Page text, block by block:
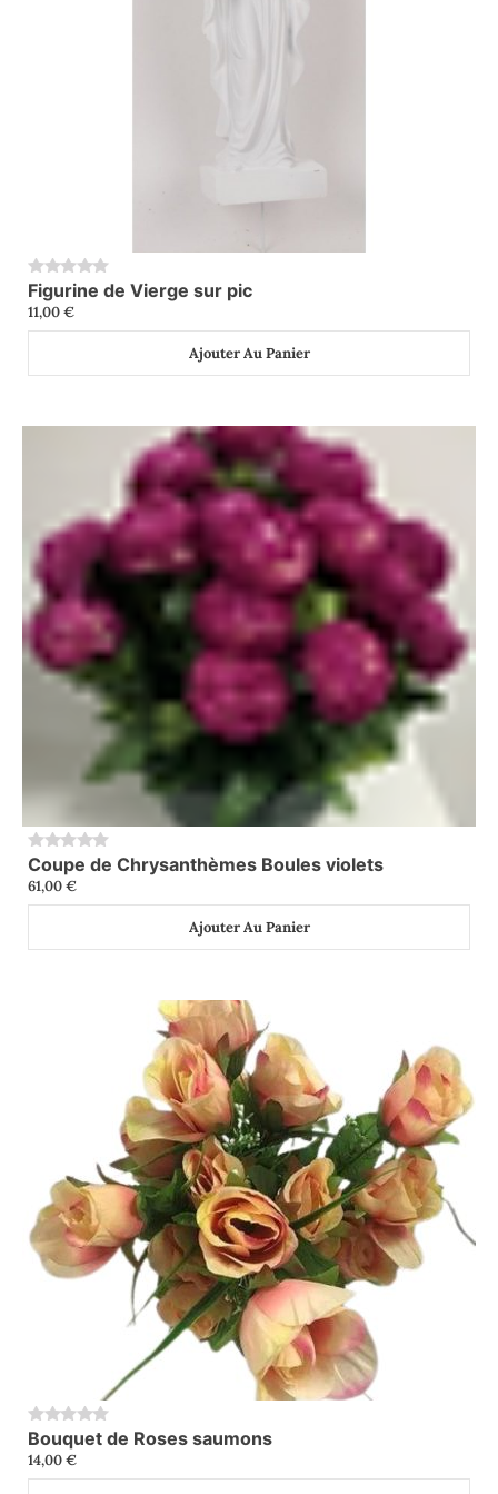
0
Figurine de Vierge sur pic
11,00€
Ajouter Au Panier
0
Coupe de Chrysanthèmes Boules violets
61,00€
Ajouter Au Panier
0
Bouquet de Roses saumons
14,00€